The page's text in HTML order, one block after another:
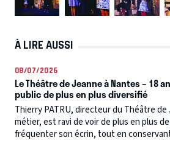
À LIRE AUSSI
08/07/2026
Le Théâtre de Jeanne à Nantes – 18
public de plus en plus diversifié
Thierry PATRU, directeur du Théâtre
métier, est ravi de voir de plus en plus
fréquenter son écrin, tout en